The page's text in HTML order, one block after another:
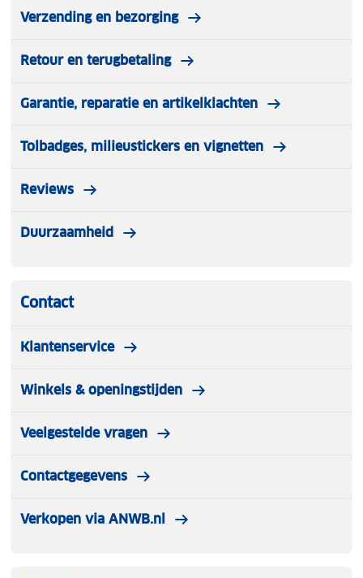
Verzending en bezorging
Retour en terugbetaling
Garantie, reparatie en artikelklachten
Tolbadges, milieustickers en vignetten
Reviews
Duurzaamheid
Contact
Klantenservice
Winkels & openingstijden
Veelgestelde vragen
Contactgegevens
Verkopen via ANWB.nl